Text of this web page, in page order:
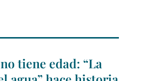
tiene edad: “La